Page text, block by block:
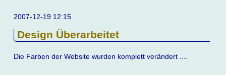
Scherz
2007-12-19 12:15
Design Überarbeitet
Die Farben der Website wurden komplett verändert ....